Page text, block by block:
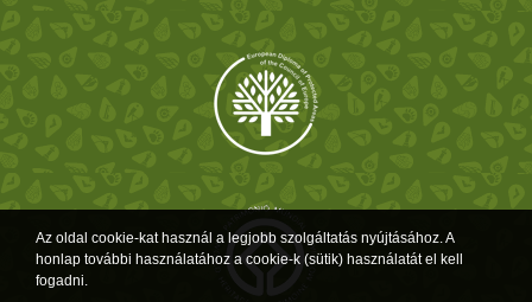
Az oldal cookie-kat használ a legjobb szolgáltatás nyújtásához. A
honlap további használatához a cookie-k (sütik) használatát el kell
fogadni.